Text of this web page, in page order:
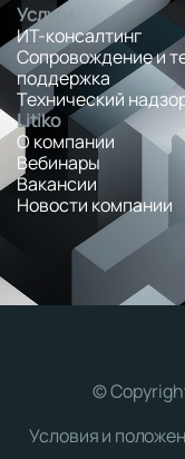
Услуги
ИТ-консалтинг
Сопровождение и
поддержка
Технический
Litiko
О компании
Вебинары
Вакансии
Новости компании
©
Условия и